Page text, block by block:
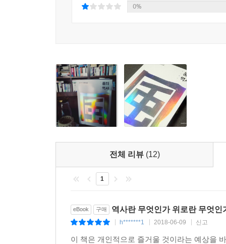
0%
전체 리뷰 (12)
1
eBook 구매 역사란 무엇인가 위로란 무엇인
h*******1 2018-06-09 신고
이 책은 개인적으로 즐거울 것이라는 예상을